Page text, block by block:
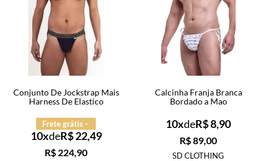
Conjunto De Jockstrap Mais
Harness De Elastico
Frete grátis -
R$ 224,90
10xdeR$ 22,49
Calcinha Franja Branca
Bordado a Mao
R$ 89,00
10xdeR$ 8,90
SD CLOTHING